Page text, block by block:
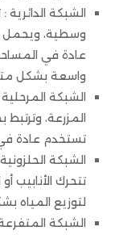
الشبكة
وسطية، ويحمل
عادة في
واسعة بشكل
الشبكة
المزرعة،
تستخدم عادة
الشبكة
تتحرك الأنابيب
لتوزيع المياه
الشبكة